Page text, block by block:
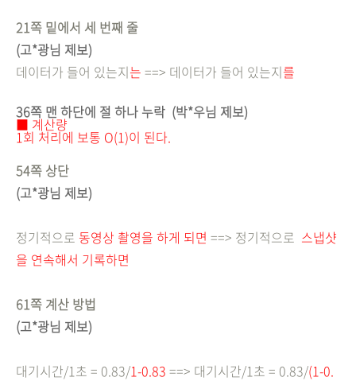
21쪽 밑에서 세 번째 줄
(고*광님 제보)
데이터가 들어 있는지는 ==> 데이터가 들어 있는지를
36쪽 맨 하단에 절 하나 누락 (박*우님 제보)
■ 계산량
1회 처리에 보통 O(1)이 된다.
54쪽 상단
(고*광님 제보)
정기적으로 동영상 촬영을 하게 되면 ==> 정기적으로 스냅샷
을 연속해서 기록하면
61쪽 계산 방법
(고*광님 제보)
대기시간/1초 = 0.83/1-0.83 ==> 대기시간/1초 = 0.83/(1-0.